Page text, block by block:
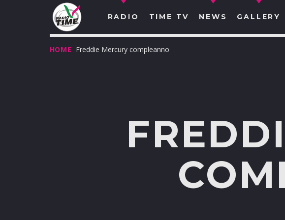
RADIO TIME TV NEWS GALLERY
HOME Freddie Mercury compleanno